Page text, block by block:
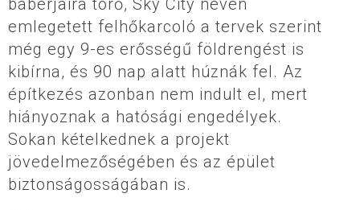
babérjaira törő, Sky City néven
emlegetett felhőkarcoló a tervek szerint
még egy 9-es erősségű földrengést is
kibírna, és 90 nap alatt húznák fel. Az
építkezés azonban nem indult el, mert
hiányoznak a hatósági engedélyek.
Sokan kételkednek a projekt
jövedelmezőségében és az épület
biztonságosságában is.